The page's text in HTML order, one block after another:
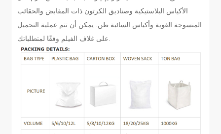
الأكياس البلاستيكية وصناديق الكرتون ذات المقابض والحقائب
المنسوجة القوية وأكياس السائبة طن. يمكن أن تتم عملية التحميل
على غلاف الفيلم وفقًا لمتطلباتك.